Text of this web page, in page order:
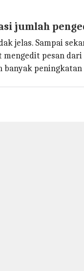
jumlah
jelas. Sampai
mengedit pesan